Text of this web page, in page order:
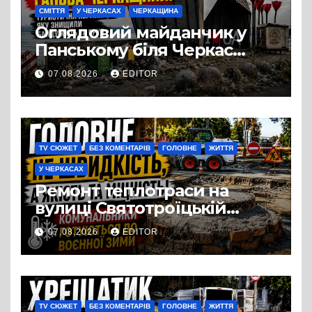
СМІТТЯ У ЧЕРКАСАХ ЧЕРКАЩИНА
Оглядовий майданчик у
Панському біля Черкас
перетворився на занедбане
сміттєзвалище
07.08.2026 EDITOR
TV СЮЖЕТ БЕЗ КОМЕНТАРІВ ГОЛОВНЕ ЖИТТЯ
У ЧЕРКАСАХ
Ремонт теплотраси на
вулиці Святотроїцькій
затягнувся порівняно із
запланованими термінами.
Вулицю досі не відкрили
для руху
07.08.2026 EDITOR
TV СЮЖЕТ БЕЗ КОМЕНТАРІВ ГОЛОВНЕ ЖИТТЯ